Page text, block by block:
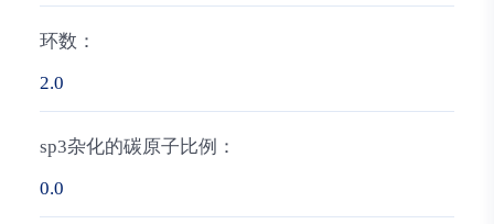
环数：
2.0
sp3杂化的碳原子比例：
0.0